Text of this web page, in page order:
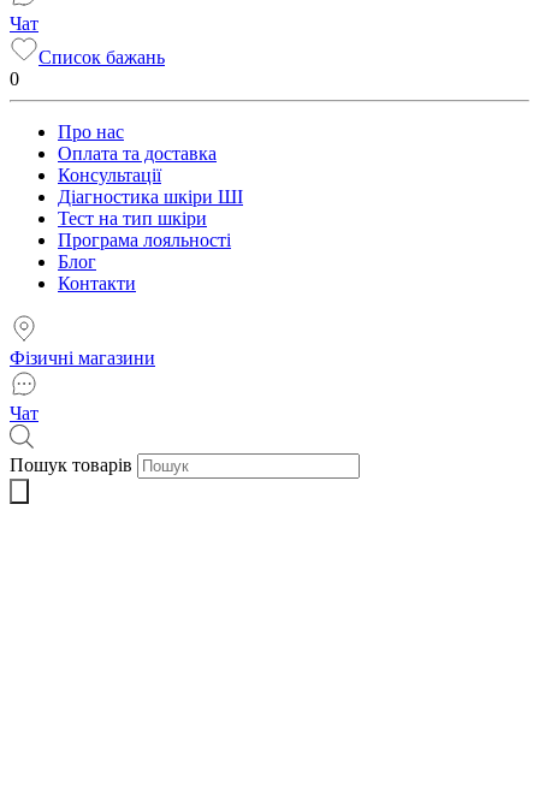
Чат
Список бажань
0
Про нас
Оплата та доставка
Консультації
Діагностика шкіри ШІ
Тест на тип шкіри
Програма лояльності
Блог
Контакти
Фізичні магазини
Чат
Пошук товарів